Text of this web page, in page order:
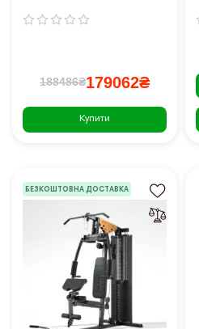
188486₴179062₴
Купити
БЕЗКОШТОВНА ДОСТАВКА